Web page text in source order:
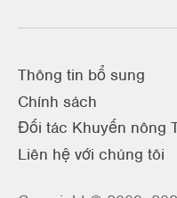
Thông tin bổ sung
Chính sách
Đối tác Khuyến nông
Liên hệ với chúng tôi